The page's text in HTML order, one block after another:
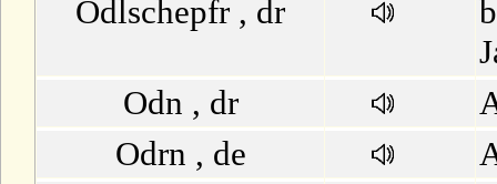
Odlschepfr , dr
Odn , dr
Odrn , de